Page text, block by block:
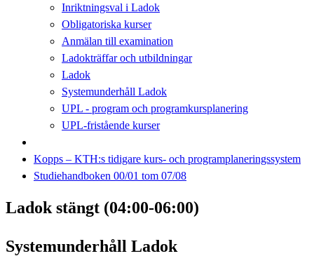
Inriktningsval i Ladok
Obligatoriska kurser
Anmälan till examination
Ladokträffar och utbildningar
Ladok
Systemunderhåll Ladok
UPL - program och programkursplanering
UPL-fristående kurser
Kopps – KTH:s tidigare kurs- och programplaneringssystem
Studiehandboken 00/01 tom 07/08
Ladok stängt (04:00-06:00)
Systemunderhåll Ladok